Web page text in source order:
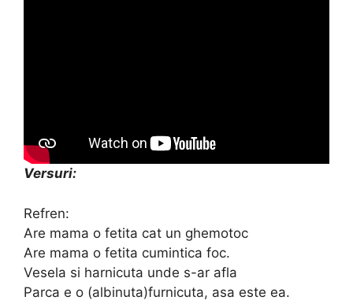
Versuri:
Refren:
Are mama o fetita cat un ghemotoc
Are mama o fetita cumintica foc.
Vesela si harnicuta unde s-ar afla
Parca e o (albinuta)furnicuta, asa este ea.